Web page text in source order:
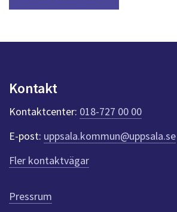
Kontakt
Kontaktcenter: 018-727 00 00
E-post: uppsala.kommun@uppsala.se
Fler kontaktvägar
Pressrum